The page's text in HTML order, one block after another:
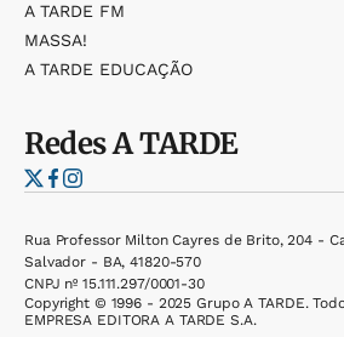
A TARDE FM
MASSA!
A TARDE EDUCAÇÃO
RedesA TARDE
Rua Professor Milton Cayres de Brito, 204 -
Salvador - BA, 41820-570
CNPJ nº 15.111.297/0001-30
Copyright © 1996 - 2025 Grupo A TARDE.
EMPRESA EDITORA A TARDE S.A.